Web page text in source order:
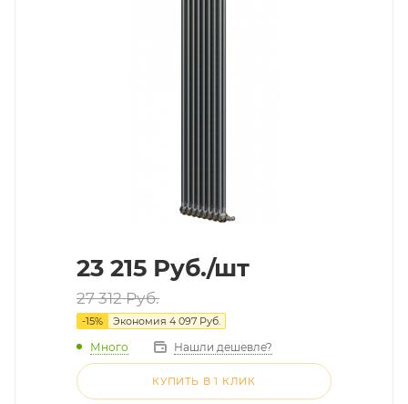
23 215 Руб./шт
27 312Руб.
-15% Экономия 4 097 Руб.
Много Нашли дешевле?
КУПИТЬ В 1 КЛИК